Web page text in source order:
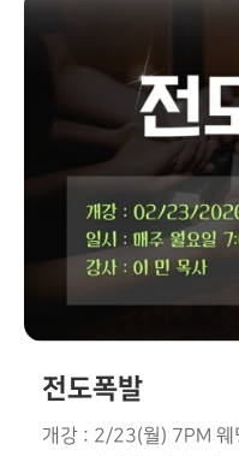
전도폭발
개강 : 2/23(월) 7PM 웨